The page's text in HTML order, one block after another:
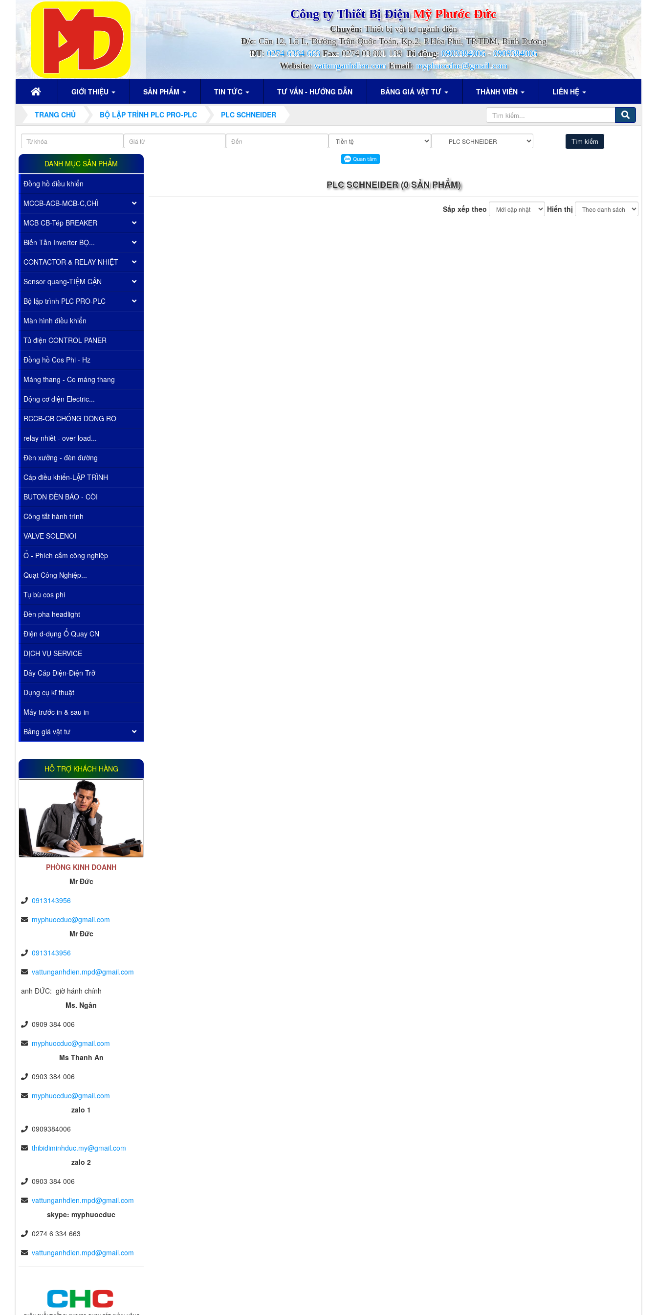
Công ty Thiết Bị ĐiệnMỹ PhướcĐức
Chuyên:Thiết bị vật tư ngành điện
Đ/c: Căn 12, Lô L, Đường Trần Quốc Toản, Kp.2, P.Hòa Phú, TP.TDM, Bình Dương
ĐT:0274 6334 663 Fax: 0274 03 801 139 Di động:0903384006-0909384006
Website:vattunganhdien.com Email:myphuocduc@gmail.com
GIỚI THIỆU SẢN PHẨM TIN TỨC TƯ VẤN - HƯỚNG DẪN BẢNG GIÁ VẬT TƯ THÀNH VIÊN LIÊN HỆ
TRANG CHỦ BỘ LẬP TRÌNH PLC PRO-PLC PLC SCHNEIDER
PLC SCHNEIDER (0 SẢN PHẨM)
Sắp xếp theo Hiển thị
DANH MỤC SẢN PHẨM
Đồng hồ điều khiển
MCCB-ACB-MCB-C,CHÌ
MCB CB-Tép BREAKER
Biến Tần Inverter BỘ...
CONTACTOR & RELAY NHIỆT
Sensor quang-TIỆM CẬN
Bộ lập trình PLC PRO-PLC
Màn hình điều khiển
Tủ điện CONTROL PANER
Đồng hồ Cos Phi - Hz
Máng thang - Co máng thang
Động cơ điện Electric...
RCCB-CB CHỐNG DÒNG RÒ
relay nhiêt - over load...
Đèn xưởng - đèn đường
Cáp điều khiển-LẬP TRÌNH
BUTON ĐÈN BÁO - CÒI
Công tắt hành trình
VALVE SOLENOI
Ổ - Phích cắm công nghiệp
Quạt Công Nghiệp...
Tụ bù cos phi
Đèn pha headlight
Điện d-dụng Ổ Quay CN
DỊCH VỤ SERVICE
Dây Cáp Điện-Điện Trở
Dụng cụ kĩ thuật
Máy trước in & sau in
Bảng giá vật tư
HỖ TRỢ KHÁCH HÀNG
PHÒNG KINH DOANH
Mr Đức
0913143956
myphuocduc@gmail.com
Mr Đức
0913143956
vattunganhdien.mpd@gmail.com
anh ĐỨC: giờ hánh chính
Ms. Ngân
0909 384 006
myphuocduc@gmail.com
Ms Thanh An
0903 384 006
myphuocduc@gmail.com
zalo 1
0909384006
thibidiminhduc.my@gmail.com
zalo 2
0903 384 006
vattunganhdien.mpd@gmail.com
skype: myphuocduc
0274 6 334 663
vattunganhdien.mpd@gmail.com